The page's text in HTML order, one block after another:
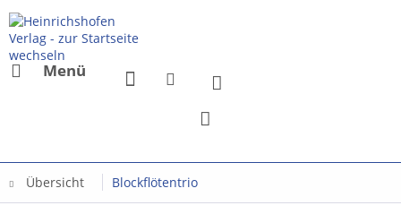
Menü
Übersicht Blockflötentrio